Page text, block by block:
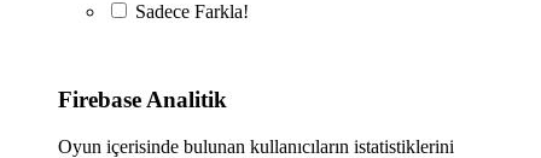
Sadece Farkla!
Firebase Analitik
Oyun içerisinde bulunan kullanıcıların istatistiklerini